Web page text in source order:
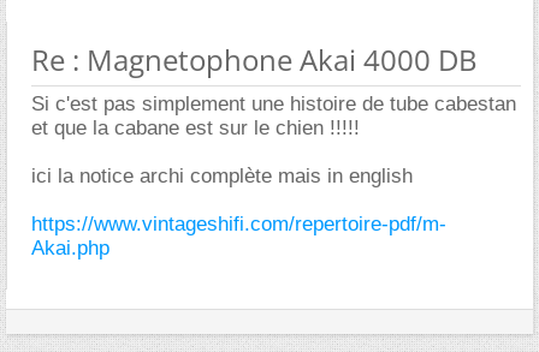
Re : Magnetophone Akai 4000 DB
Si c'est pas simplement une histoire de tube cabestan
et que la cabane est sur le chien !!!!!
ici la notice archi complète mais in english
https://www.vintageshifi.com/repertoire-pdf/m-
Akai.php